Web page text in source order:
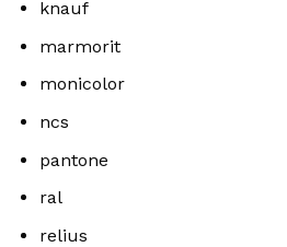
knauf
marmorit
monicolor
ncs
pantone
ral
relius